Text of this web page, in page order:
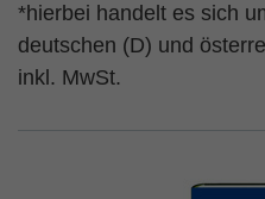
*hierbei handelt es sich
deutschen (D) und
inkl. MwSt.